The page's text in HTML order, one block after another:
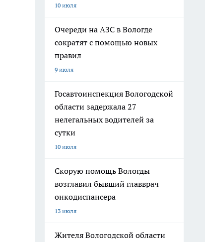
10 июля
Очереди на АЗС в Вологде
сократят с помощью новых
правил
9 июля
Госавтоинспекция Вологодской
области задержала 27
нелегальных водителей за
сутки
10 июля
Скорую помощь Вологды
возглавил бывший главврач
онкодиспансера
13 июля
Жителя Вологодской области